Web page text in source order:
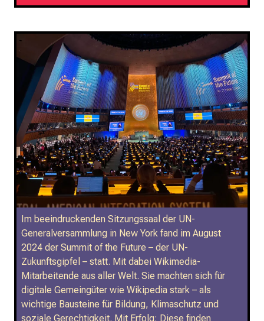
Im beeindruckenden Sitzungssaal der UN-
Generalversammlung in New York fand im August
2024 der Summit of the Future – der UN-
Zukunftsgipfel – statt. Mit dabei Wikimedia-
Mitarbeitende aus aller Welt. Sie machten sich für
digitale Gemeingüter wie Wikipedia stark – als
wichtige Bausteine für Bildung, Klimaschutz und
soziale Gerechtigkeit. Mit Erfolg: Diese finden